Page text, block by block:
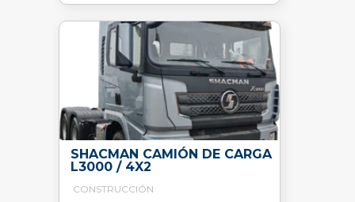
SHACMAN CAMIÓN DE CARGA
L3000 / 4X2
CONSTRUCCIÓN